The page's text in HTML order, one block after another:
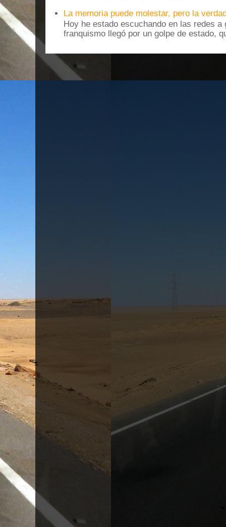
La memoria puede molestar, pero la
Hoy he estado escuchando en las redes
franquismo llegó por un golpe de estado,